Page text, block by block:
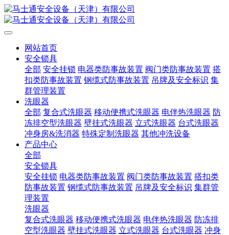
网站首页
安全锁具
全部 安全挂锁 电器类防事故装置 阀门类防事故装置 搭
扣类防事故装置 钢缆式防事故装置 吊牌及安全标识 集
群管理装置
洗眼器
全部 复合式洗眼器 移动便携式洗眼器 电伴热洗眼器 防
冻排空型洗眼器 壁挂式洗眼器 立式洗眼器 台式洗眼器
冲身房&洗消器 特殊定制洗眼器 其他冲洗设备
产品中心
全部
安全锁具
安全挂锁 电器类防事故装置 阀门类防事故装置 搭扣类
防事故装置 钢缆式防事故装置 吊牌及安全标识 集群管
理装置
洗眼器
复合式洗眼器 移动便携式洗眼器 电伴热洗眼器 防冻排
空型洗眼器 壁挂式洗眼器 立式洗眼器 台式洗眼器 冲身